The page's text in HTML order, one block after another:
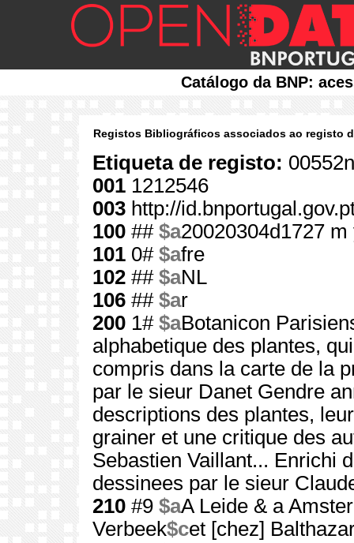
Catálogo da BNP:
Registos Bibliográficos associados ao registo
Etiqueta de registo:
001 1212546
003 http://
100 ## $a20020304d1727
101 0# $afre
102 ## $aNL
106 ## $ar
200 1# $aBotanicon
alphabetique des plantes,
compris dans la carte de la
par le sieur Danet Gendre
descriptions des plantes,
grainer et une critique des
Sebastien Vaillant... Enrichi
dessinees par le sieur
210 #9 $aA Leide & a
Verbeek$cet [chez]